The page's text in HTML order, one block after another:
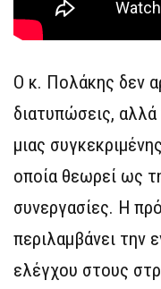
Ο κ. Πολάκης δεν
διατυπώσεις,
μιας
οποία θεωρεί ως
συνεργασίες. Η
περιλαμβάνει την
ελέγχου στους